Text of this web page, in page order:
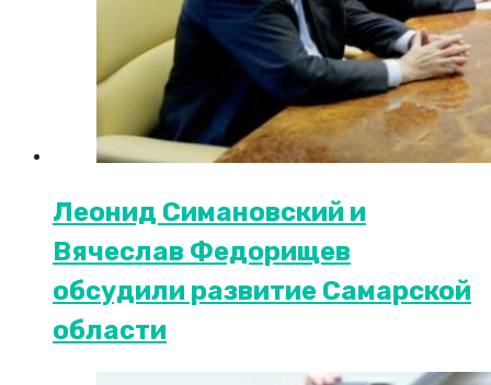
Леонид Симановский и
Вячеслав Федорищев
обсудили развитие Самарской
области